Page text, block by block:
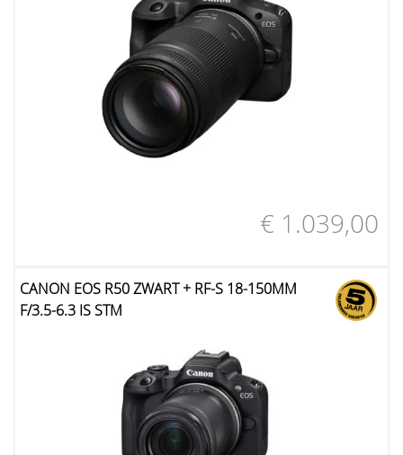
€ 1.039,00
CANON EOS R50 ZWART + RF-S 18-150MM
F/3.5-6.3 IS STM